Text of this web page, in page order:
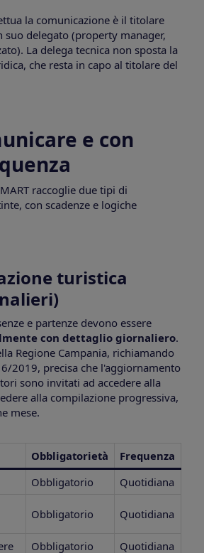
la comunicazione è il titolare
suo delegato (property manager,
La delega tecnica non sposta la
che resta in capo al titolare del
e con
raccoglie due tipi di
con scadenze e logiche
turistica
e partenze devono essere
con dettaglio giornaliero.
Regione Campania, richiamando
2019, precisa che l'aggiornamento
sono invitati ad accedere alla
alla compilazione progressiva,
mese.
Obbligatorietà
Frequenza
Obbligatorio
Quotidiana
Obbligatorio Quotidiana
Obbligatorio
Quotidiana